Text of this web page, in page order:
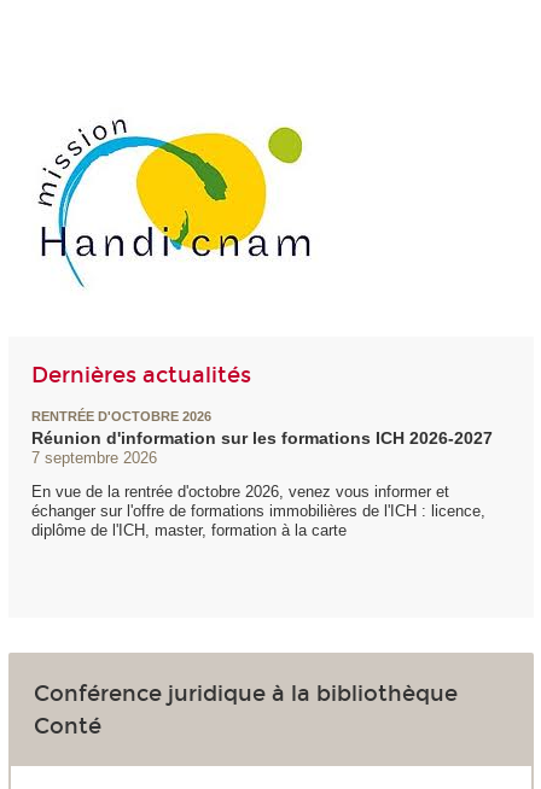
Dernières actualités
RENTRÉE D'OCTOBRE 2026
Réunion d'information sur les formations ICH 2026-2027
7 septembre 2026
En vue de la rentrée d'octobre 2026, venez vous informer et
échanger sur l'offre de formations immobilières de l'ICH : licence,
diplôme de l'ICH, master, formation à la carte
Conférence juridique à la bibliothèque
Conté